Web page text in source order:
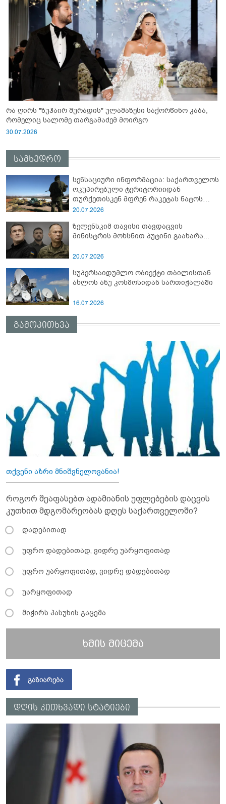
რა ღირს "ზუჰაირ მურადის" ულამაზესი საქორწინო კაბა,
რომელიც სალომე თარგამაძემ მოირგო
30.07.2026
სამხედრო
სენსაციური ინფორმაცია: საქართველოს
ოკუპირებული ტერიტორიიდან
თურქეთისკენ მფრენ რაკეტას ნატოს
სამიტი კინაღამ ჩაუშლია
20.07.2026
ზელენსკიმ თავისი თავდაცვის
მინისტრის მოხსნით პუტინი გაახარა...
20.07.2026
სუპერსაიდუმლო ობიექტი თბილისთან
ახლოს ანუ კოსმოსიდან სართიჭალაში
16.07.2026
გამოკითხვა
თქვენი აზრი მნიშვნელოვანია!
როგორ შეაფასებთ ადამიანის უფლებების დაცვის
კუთხით მდგომარეობას დღეს საქართველოში?
დადებითად
უფრო დადებითად, ვიდრე უარყოფითად
უფრო უარყოფითად, ვიდრე დადებითად
უარყოფითად
მიჭირს პასუხის გაცემა
ხმის მიცემა
დღის კითხვადი სტატიები